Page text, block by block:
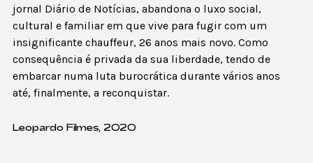
jornal Diário de Notícias, abandona o luxo social,
cultural e familiar em que vive para fugir com um
insignificante chauffeur, 26 anos mais novo. Como
consequência é privada da sua liberdade, tendo de
embarcar numa luta burocrática durante vários anos
até, finalmente, a reconquistar.
Leopardo Filmes, 2020